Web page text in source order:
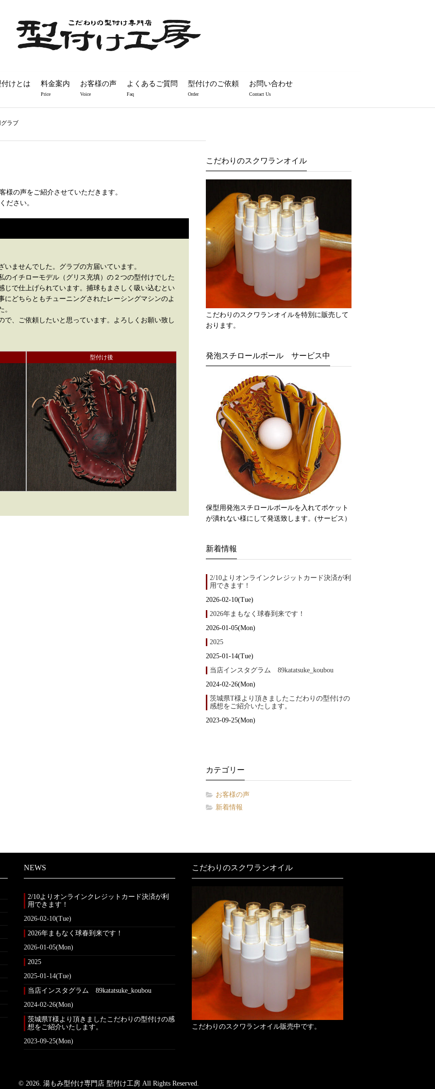
けとは 料金案内
Price
お客様の声
Voice
よくあるご質問
Faq
型付けのご依頼
Order
お問い合わせ
Contact Us
ラブ
様の声をご紹介させていただきます。
ださい。
ませんでした。グラブの方届いています。
のイチローモデル（グリス充填）の２つの型付けでした
じで仕上げられています。捕球もまさしく吸い込むとい
にどちらともチューニングされたレーシングマシンのよ
。
で、ご依頼したいと思っています。よろしくお願い致し
型付け後
こだわりのスクワランオイル
こだわりのスクワランオイルを特別に販売して
おります。
発泡スチロールボール サービス中
保型用発泡スチロールボールを入れてポケット
が潰れない様にして発送致します。(サービス）
新着情報
2/10よりオンラインクレジットカード決済が利
用できます！
2026-02-10(Tue)
2026年まもなく球春到来です！
2026-01-05(Mon)
2025
2025-01-14(Tue)
当店インスタグラム 89katatsuke_koubou
2024-02-26(Mon)
茨城県T様より頂きましたこだわりの型付けの
感想をご紹介いたします。
2023-09-25(Mon)
カテゴリー
お客様の声
新着情報
NEWS
2/10よりオンラインクレジットカード決済が利
用できます！
2026-02-10(Tue)
2026年まもなく球春到来です！
2026-01-05(Mon)
2025
2025-01-14(Tue)
当店インスタグラム 89katatsuke_koubou
2024-02-26(Mon)
茨城県T様より頂きましたこだわりの型付けの感
想をご紹介いたします。
2023-09-25(Mon)
こだわりのスクワランオイル
こだわりのスクワランオイル販売中です。
© 2026. 湯もみ型付け専門店 型付け工房 All Rights Reserved.